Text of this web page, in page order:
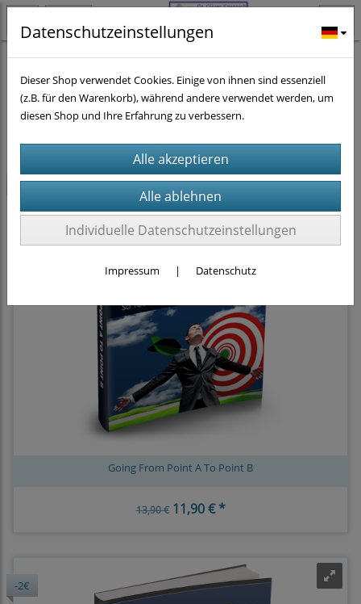
self-help literature
Sortierung wählen
-2€
Going From Point A To Point B
13,90 €11,90 € *
-2€
Datenschutzeinstellungen
Dieser Shop verwendet Cookies. Einige von ihnen sind essenziell
(z.B. für den Warenkorb), während andere verwendet werden, um
diesen Shop und Ihre Erfahrung zu verbessern.
Individuelle Datenschutzeinstellungen
Impressum | Datenschutz